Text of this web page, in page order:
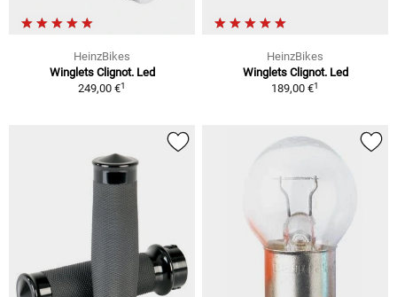
HeinzBikes
Winglets Clignot. Led
249,00 €1
HeinzBikes
Winglets Clignot. Led
189,00 €1